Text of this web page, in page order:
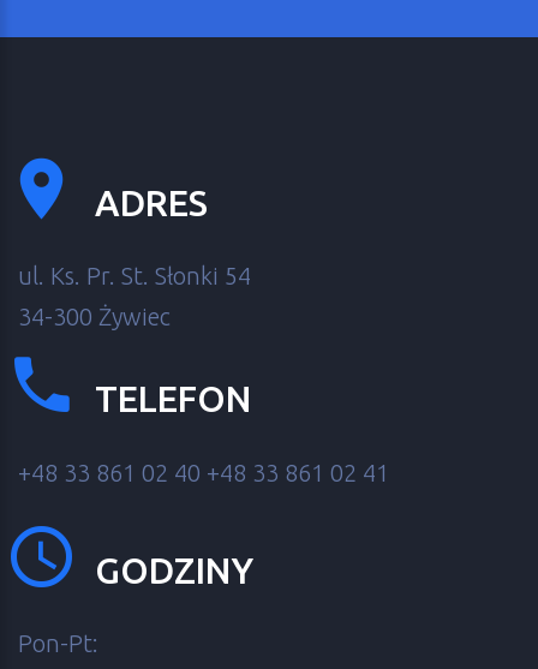
ADRES
ul. Ks. Pr. St. Słonki 54
34-300 Żywiec
TELEFON
+48 33 861 02 40 +48 33 861 02 41
GODZINY
Pon-Pt: